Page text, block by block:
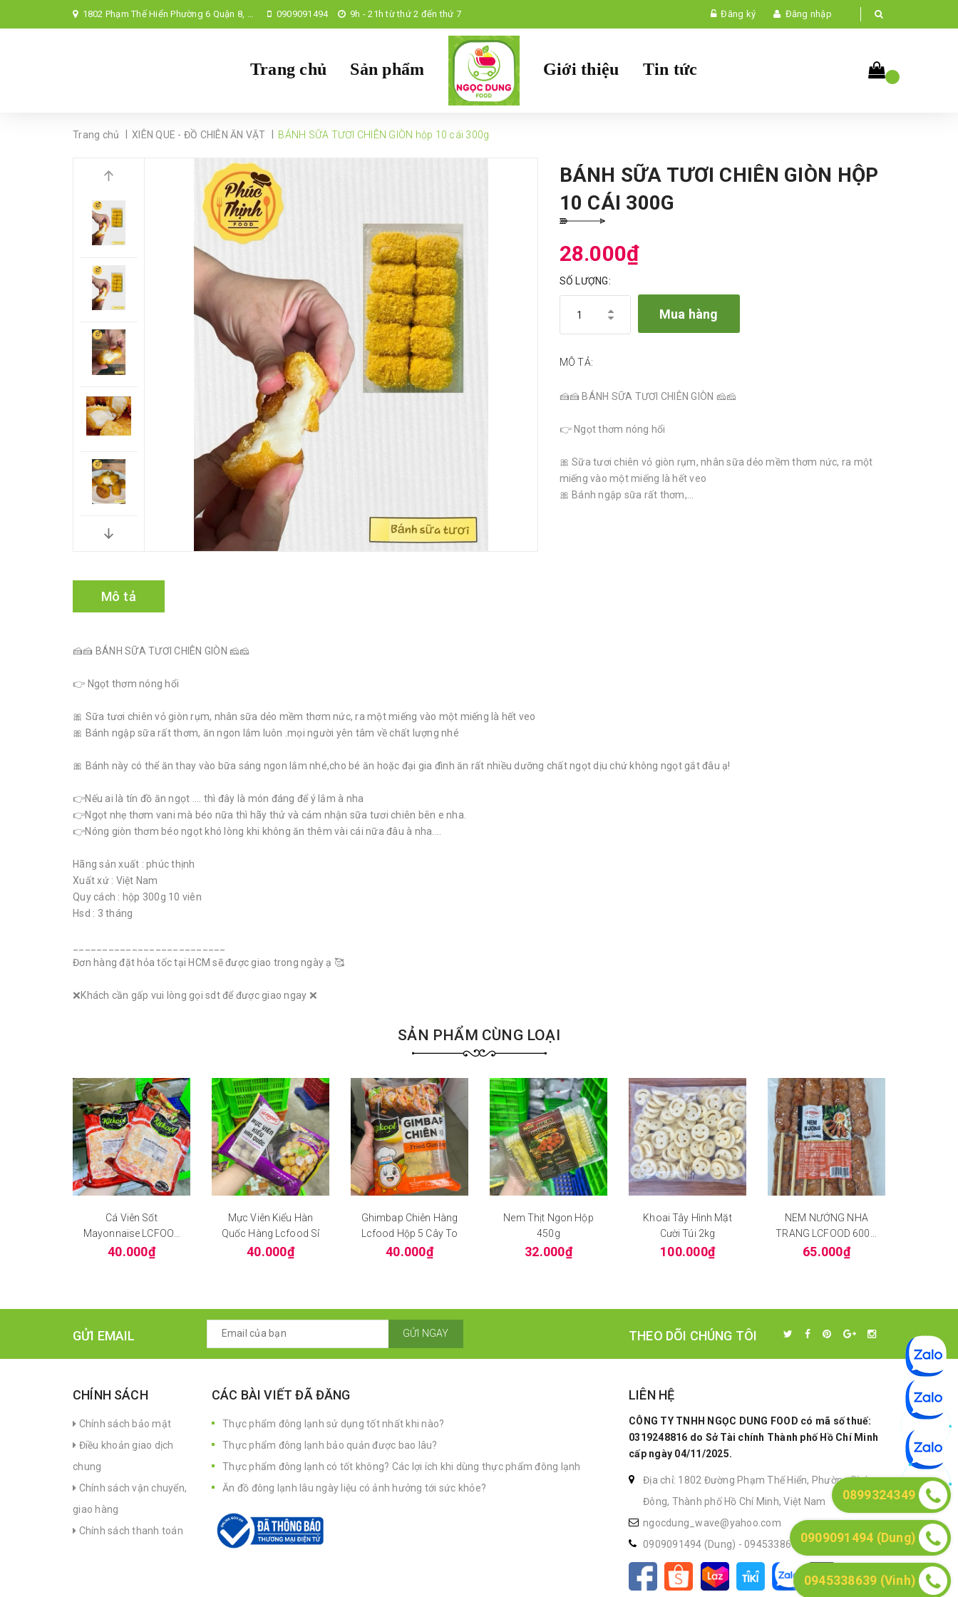
1802 Phạm Thế Hiển Phường 6 Quận 8, TP Hồ Chí Minh, 0909091494 9h - 21h từ thứ 2 đến thứ 7 Đăng ký Đăng nhập
Trang chủ Sản phẩm Giới thiệu Tin tức
Trang chủ XIÊN QUE - ĐỒ CHIÊN ĂN VẶT BÁNH SỮA TƯƠI CHIÊN GIÒN hộp 10 cái 300g
BÁNH SỮA TƯƠI CHIÊN GIÒN HỘP
10 CÁI 300G
28.000₫
SỐ LƯỢNG:
Mua hàng
MÔ TẢ:
🍰🍰 BÁNH SỮA TƯƠI CHIÊN GIÒN 🧀🧀
👉 Ngọt thơm nóng hổi
🎀 Sữa tươi chiên vỏ giòn rụm, nhân sữa dẻo mềm thơm nức, ra một
miếng vào một miếng là hết veo
🎀 Bánh ngập sữa rất thơm,...
Mô tả
🍰🍰 BÁNH SỮA TƯƠI CHIÊN GIÒN 🧀🧀
👉 Ngọt thơm nóng hổi
🎀 Sữa tươi chiên vỏ giòn rụm, nhân sữa dẻo mềm thơm nức, ra một miếng vào một miếng là hết veo
🎀 Bánh ngập sữa rất thơm, ăn ngon lắm luôn .mọi người yên tâm về chất lượng nhé
🎀 Bánh này có thể ăn thay vào bữa sáng ngon lắm nhé,cho bé ăn hoặc đại gia đình ăn rất nhiều dưỡng chất ngọt dịu chứ không ngọt gắt đâu ạ!
👉Nếu ai là tín đồ ăn ngọt .... thì đây là món đáng để ý lắm à nha
👉Ngọt nhẹ thơm vani mà béo nữa thì hãy thử và cảm nhận sữa tươi chiên bên e nha.
👉Nóng giòn thơm béo ngọt khó lòng khi không ăn thêm vài cái nữa đâu à nha....
Hãng sản xuất : phúc thịnh
Xuất xứ : Việt Nam
Quy cách : hộp 300g 10 viên
Hsd : 3 tháng
Đơn hàng đặt hỏa tốc tại HCM sẽ được giao trong ngày ạ 🥰
❌Khách cần gấp vui lòng gọi sdt để được giao ngay ❌
SẢN PHẨM CÙNG LOẠI
Cá Viên Sốt
Mayonnaise LCFOOd
Gói 500g
40.000₫
Mực Viên Kiểu Hàn
Quốc Hàng Lcfood Sỉ
40.000₫
Ghimbap Chiên Hàng
Lcfood Hộp 5 Cây To
40.000₫
Nem Thịt Ngon Hộp
450g
32.000₫
Khoai Tây Hình Mặt
Cười Túi 2kg
100.000₫
NEM NƯỚNG NHA
TRANG LCFOOD 600G
12 CÂY
65.000₫
GỬI EMAIL GỬI NGAY THEO DÕI CHÚNG TÔI
CHÍNH SÁCH
Chính sách bảo mật
Điều khoản giao dịch
chung
Chính sách vận chuyển,
giao hàng
Chính sách thanh toán
CÁC BÀI VIẾT ĐÃ ĐĂNG
Thực phẩm đông lạnh sử dụng tốt nhất khi nào?
Thực phẩm đông lạnh bảo quản được bao lâu?
Thực phẩm đông lạnh có tốt không? Các lợi ích khi dùng thực phẩm đông lạnh
Ăn đồ đông lạnh lâu ngày liệu có ảnh hưởng tới sức khỏe?
LIÊN HỆ
CÔNG TY TNHH NGỌC DUNG FOOD có mã số thuế:
0319248816 do Sở Tài chính Thành phố Hồ Chí Minh
cấp ngày 04/11/2025.
Địa chỉ: 1802 Đường Phạm Thế Hiển, Phường Bình
Đông, Thành phố Hồ Chí Minh, Việt Nam
ngocdung_wave@yahoo.com
0909091494 (Dung) - 0945338639 (Vinh)
0945338639 (Vinh)
0909091494 (Dung)
0899324349